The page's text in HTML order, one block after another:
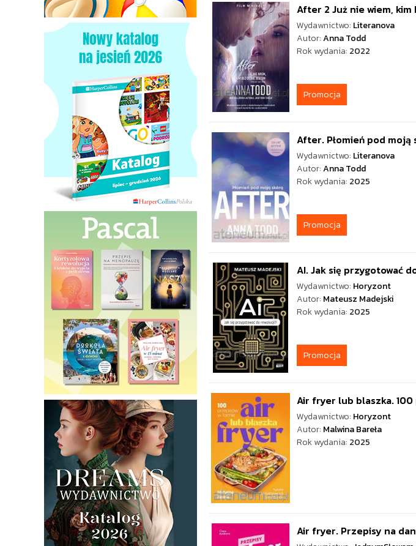
After 2 Już nie wiem,
Wydawnictwo: Literanova
Autor:Anna Todd
Rok wydania: 2022
Promocja
After. Płomień pod
Wydawnictwo: Literanova
Autor:Anna Todd
Rok wydania: 2025
Promocja
AI. Jak się przygotować
Wydawnictwo: Horyzont
Autor: Mateusz Madejski
Rok wydania: 2025
Promocja
Air fryer lub blaszka.
Wydawnictwo: Horyzont
Autor: Malwina Bareła
Rok wydania: 2025
Air fryer. Przepisy na